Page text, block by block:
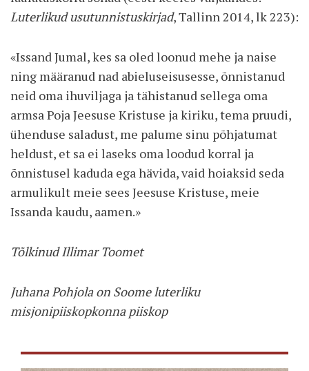
Luterlikud usutunnistuskirjad, Tallinn 2014, lk 223):
«Issand Jumal, kes sa oled loonud mehe ja naise
ning määranud nad abieluseisusesse, õnnistanud
neid oma ihuviljaga ja tähistanud sellega oma
armsa Poja Jeesuse Kristuse ja kiriku, tema pruudi,
ühenduse saladust, me palume sinu põhjatumat
heldust, et sa ei laseks oma loodud korral ja
õnnistusel kaduda ega hävida, vaid hoiaksid seda
armulikult meie sees Jeesuse Kristuse, meie
Issanda kaudu, aamen.»
Tõlkinud Illimar Toomet
Juhana Pohjola on Soome luterliku
misjonipiiskopkonna piiskop